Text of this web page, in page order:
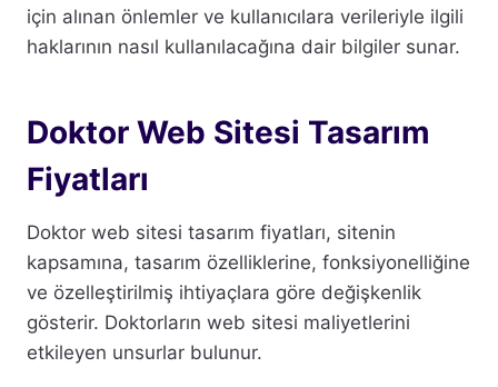
için alınan önlemler ve kullanıcılara verileriyle ilgili
haklarının nasıl kullanılacağına dair bilgiler sunar.
Doktor Web Sitesi Tasarım
Fiyatları
Doktor web sitesi tasarım fiyatları, sitenin
kapsamına, tasarım özelliklerine, fonksiyonelliğine
ve özelleştirilmiş ihtiyaçlara göre değişkenlik
gösterir. Doktorların web sitesi maliyetlerini
etkileyen unsurlar bulunur.